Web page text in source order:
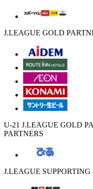
J.LEAGUE GOLD
U-21 J.LEAGUE GOLD
PARTNERS
J.LEAGUE SUPPORTING